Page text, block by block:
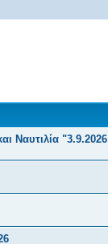
Ναυτιλία "3.9.2026